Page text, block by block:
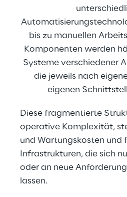
bis zu manuellen
Komponenten werden
Systeme verschiedener
die jeweils nach
eigenen
Diese fragmentierte
operative Komplexität,
und Wartungskosten und
Infrastrukturen, die sich
oder an neue
lassen.